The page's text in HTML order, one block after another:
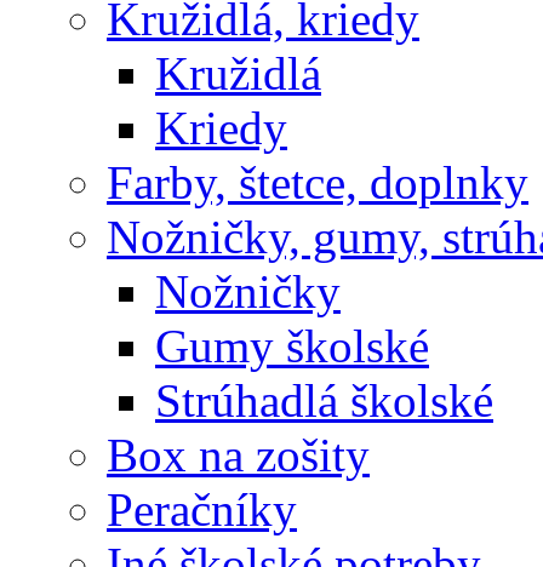
Kružidlá, kriedy
Kružidlá
Kriedy
Farby, štetce, doplnky
Nožničky, gumy,
Nožničky
Gumy školské
Strúhadlá školské
Box na zošity
Peračníky